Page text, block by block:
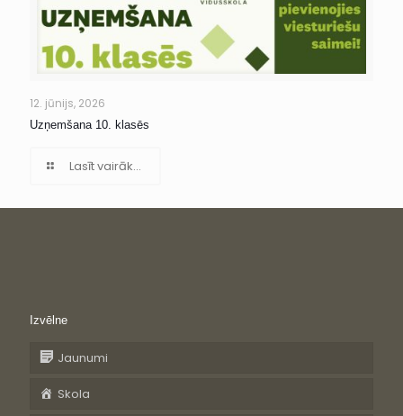
12. jūnijs, 2026
Uzņemšana 10. klasēs
Lasīt vairāk...
Izvēlne
Jaunumi
Skola